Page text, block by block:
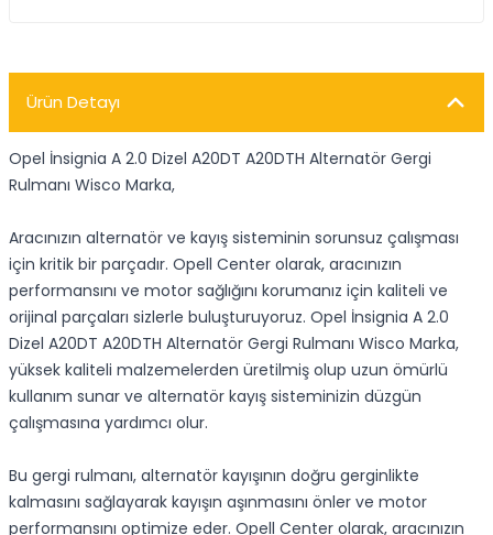
Ürün Detayı
Opel İnsignia A 2.0 Dizel A20DT A20DTH Alternatör Gergi
Rulmanı Wisco Marka,
Aracınızın alternatör ve kayış sisteminin sorunsuz çalışması
için kritik bir parçadır. Opell Center olarak, aracınızın
performansını ve motor sağlığını korumanız için kaliteli ve
orijinal parçaları sizlerle buluşturuyoruz. Opel İnsignia A 2.0
Dizel A20DT A20DTH Alternatör Gergi Rulmanı Wisco Marka,
yüksek kaliteli malzemelerden üretilmiş olup uzun ömürlü
kullanım sunar ve alternatör kayış sisteminizin düzgün
çalışmasına yardımcı olur.
Bu gergi rulmanı, alternatör kayışının doğru gerginlikte
kalmasını sağlayarak kayışın aşınmasını önler ve motor
performansını optimize eder. Opell Center olarak, aracınızın